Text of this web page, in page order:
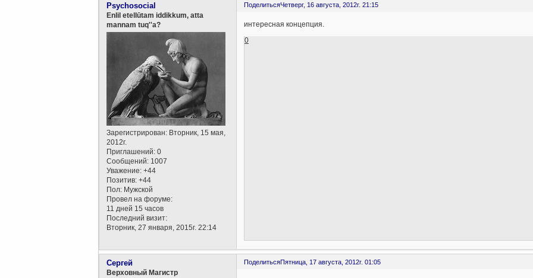
ПоделитьсяЧетверг, 16 августа, 2012г. 21:15
Psychosocial
Enlil etellūtam iddikkum, atta
mannam tuq''a?
Зарегистрирован: Вторник, 15 мая,
2012г.
Приглашений: 0
Сообщений: 1007
Уважение: +44
Позитив: +44
Пол: Мужской
Провел на форуме:
11 дней 15 часов
Последний визит:
Вторник, 27 января, 2015г. 22:14
интересная концепция.
0
ПоделитьсяПятница, 17 августа, 2012г. 01:05
Сергей
Верховный Магистр